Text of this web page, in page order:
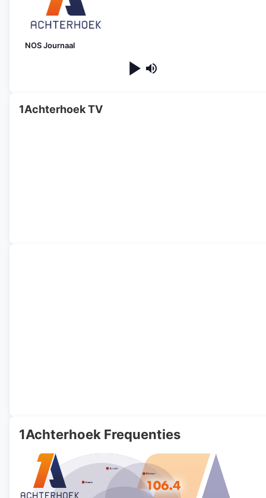
NOS Journaal
1Achterhoek TV
1Achterhoek Frequenties